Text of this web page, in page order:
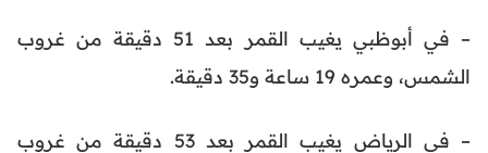
– في أبوظبي يغيب القمر بعد 51 دقيقة من غروب
الشمس، وعمره 19 ساعة و35 دقيقة.
– في الرياض يغيب القمر بعد 53 دقيقة من غروب